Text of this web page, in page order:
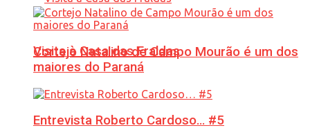
Visita à Casa das Fraldas
Cortejo Natalino de Campo Mourão é um dos
maiores do Paraná
Entrevista Roberto Cardoso… #5